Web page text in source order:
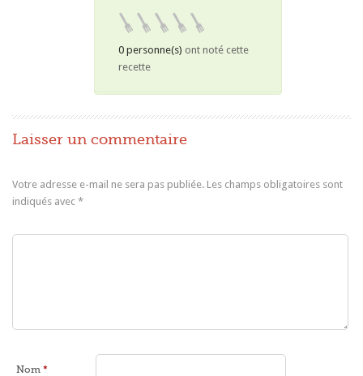
0 personne(s) ont noté cette
recette
Laisser un commentaire
Votre adresse e-mail ne sera pas publiée. Les champs obligatoires sont
indiqués avec*
Nom*